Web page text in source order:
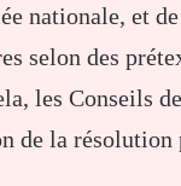
nationale, et
selon des
les Conseils
de la